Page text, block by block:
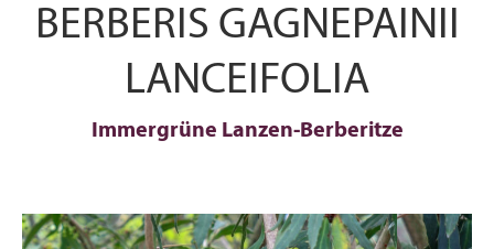
BERBERIS GAGNEPAINII
LANCEIFOLIA
Immergrüne Lanzen-Berberitze